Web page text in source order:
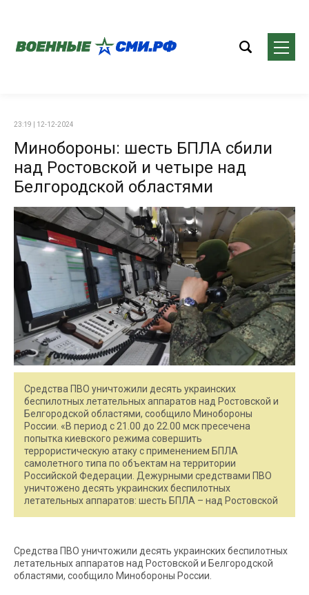
23:19 | 12-12-2024
Минобороны: шесть БПЛА сбили
над Ростовской и четыре над
Белгородской областями
Средства ПВО уничтожили десять украинских
беспилотных летательных аппаратов над Ростовской и
Белгородской областями, сообщило Минобороны
России. «В период с 21.00 до 22.00 мск пресечена
попытка киевского режима совершить
террористическую атаку c применением БПЛА
самолетного типа по объектам на территории
Российской Федерации. Дежурными средствами ПВО
уничтожено десять украинских беспилотных
летательных аппаратов: шесть БПЛА – над Ростовской
Средства ПВО уничтожили десять украинских беспилотных
летательных аппаратов над Ростовской и Белгородской
областями, сообщило Минобороны России.